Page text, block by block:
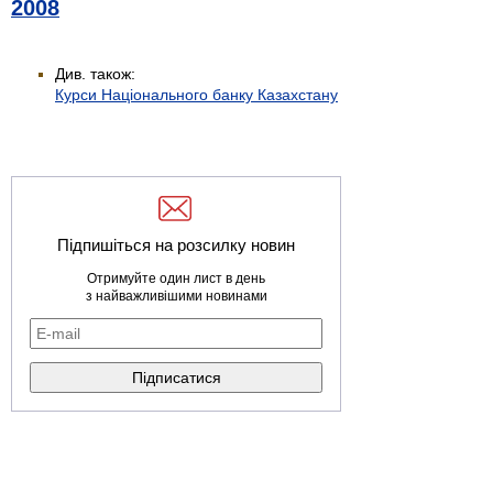
2008
Див. також:
Курси Національного банку Казахстану
Підпишіться на розсилку новин
Отримуйте один лист в день
з найважливішими новинами